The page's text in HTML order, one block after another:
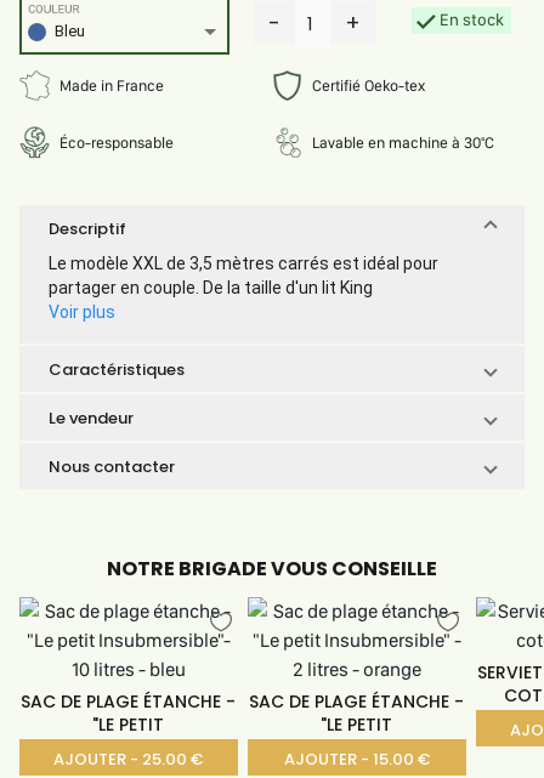
Made in France Certifié Oeko-tex
Éco-responsable Lavable en machine à 30°C
Bleu
COULEUR - 1 + En stock
Descriptif
Le modèle XXL de 3,5 mètres carrés est idéal pour
partager en couple. De la taille d'un lit King
Voir plus
Caractéristiques
Le vendeur
Nous contacter
NOTRE BRIGADE VOUS CONSEILLE
SAC DE PLAGE ÉTANCHE -
"LE PETIT
AJOUTER - 25.00 €
SAC DE PLAGE ÉTANCHE -
"LE PETIT
AJOUTER - 15.00 €